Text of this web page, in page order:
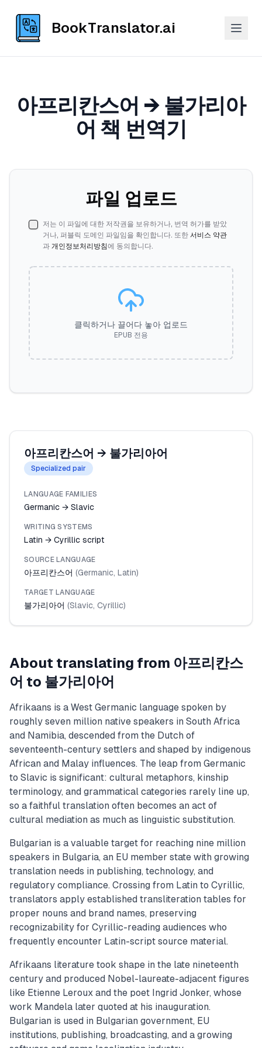
BookTranslator.ai
아프리칸스어 → 불가리아
어 책 번역기
파일 업로드
저는 이 파일에 대한 저작권을 보유하거나, 번역 허가를 받았
거나, 퍼블릭 도메인 파일임을 확인합니다. 또한 서비스 약관
과 개인정보처리방침에 동의합니다.
클릭하거나 끌어다 놓아 업로드
EPUB 전용
아프리칸스어 → 불가리아어
Specialized pair
LANGUAGE FAMILIES
Germanic → Slavic
WRITING SYSTEMS
Latin → Cyrillic script
SOURCE LANGUAGE
아프리칸스어 (Germanic, Latin)
TARGET LANGUAGE
불가리아어 (Slavic, Cyrillic)
About translating from 아프리칸스
어 to 불가리아어
Afrikaans is a West Germanic language spoken by
roughly seven million native speakers in South Africa
and Namibia, descended from the Dutch of
seventeenth-century settlers and shaped by indigenous
African and Malay influences. The leap from Germanic
to Slavic is significant: cultural metaphors, kinship
terminology, and grammatical categories rarely line up,
so a faithful translation often becomes an act of
cultural mediation as much as linguistic substitution.
Bulgarian is a valuable target for reaching nine million
speakers in Bulgaria, an EU member state with growing
translation needs in publishing, technology, and
regulatory compliance. Crossing from Latin to Cyrillic,
translators apply established transliteration tables for
proper nouns and brand names, preserving
recognizability for Cyrillic-reading audiences who
frequently encounter Latin-script source material.
Afrikaans literature took shape in the late nineteenth
century and produced Nobel-laureate-adjacent figures
like Etienne Leroux and the poet Ingrid Jonker, whose
work Mandela later quoted at his inauguration.
Bulgarian is used in Bulgarian government, EU
institutions, publishing, broadcasting, and a growing